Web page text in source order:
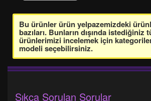
Bu ürünler ürün yelpazemizdeki
bazıları. Bunların dışında istediğiniz
ürünlerimizi incelemek için
modeli seçebilirsiniz.
Sıkça Sorulan Sorular